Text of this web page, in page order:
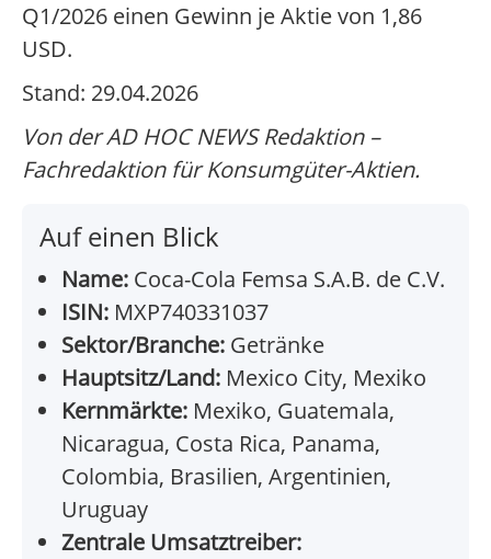
Q1/2026 einen Gewinn je Aktie von 1,86
USD.
Stand: 29.04.2026
Von der AD HOC NEWS Redaktion –
Fachredaktion für Konsumgüter-Aktien.
Auf einen Blick
Name: Coca-Cola Femsa S.A.B. de C.V.
ISIN: MXP740331037
Sektor/Branche: Getränke
Hauptsitz/Land: Mexico City, Mexiko
Kernmärkte: Mexiko, Guatemala,
Nicaragua, Costa Rica, Panama,
Colombia, Brasilien, Argentinien,
Uruguay
Zentrale Umsatztreiber: